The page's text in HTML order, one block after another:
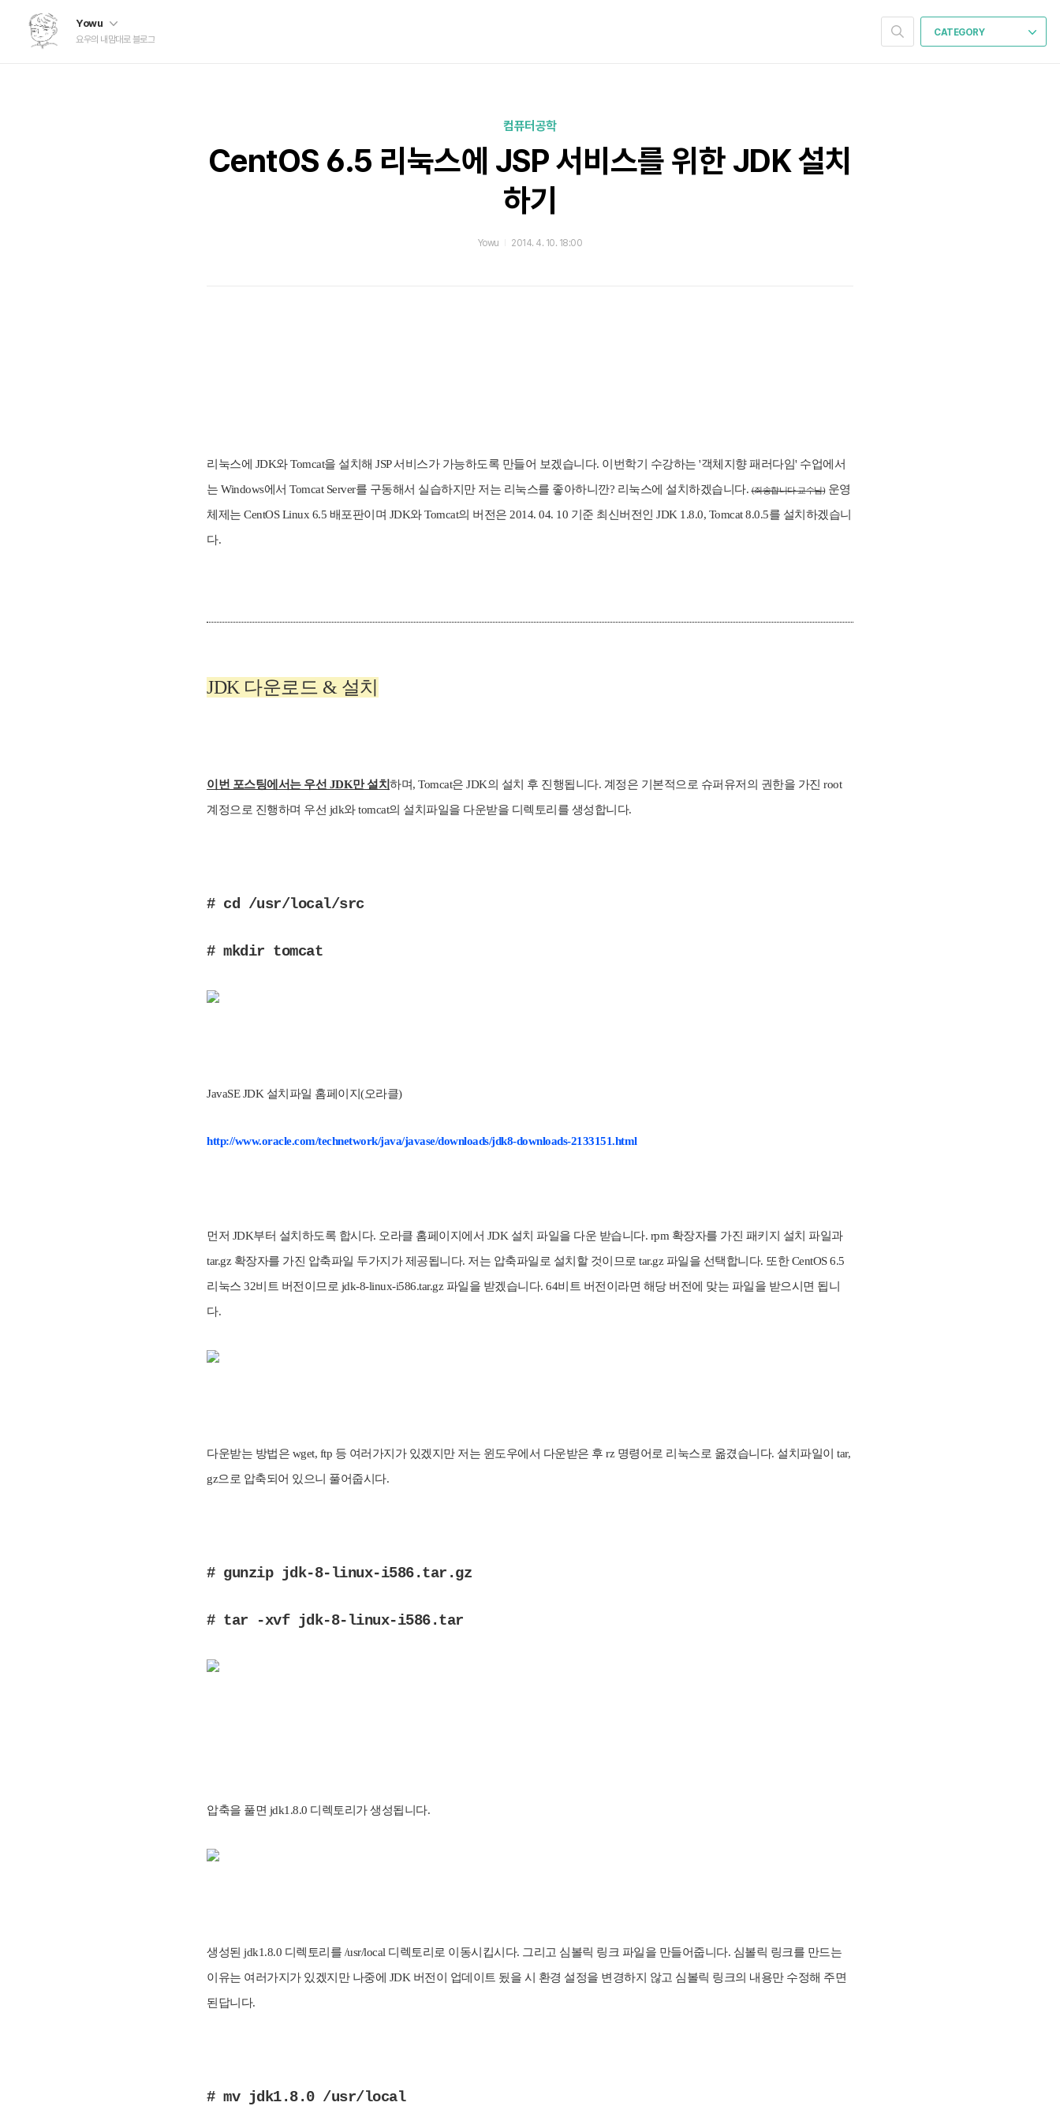
Yowu
요우의 내맘대로 블로그
CATEGORY
컴퓨터공학
CentOS 6.5 리눅스에 JSP 서비스를 위한 JDK 설치
하기
Yowu 2014. 4. 10. 18:00
리눅스에 JDK와 Tomcat을 설치해 JSP 서비스가 가능하도록 만들어 보겠습니다. 이번학기 수강하는 '객체지향 패러다임' 수업에서
는 Windows에서 Tomcat Server를 구동해서 실습하지만 저는 리눅스를 좋아하니깐? 리눅스에 설치하겠습니다.(죄송합니다 교수님)운영
체제는 CentOS Linux 6.5 배포판이며 JDK와 Tomcat의 버전은 2014. 04. 10 기준 최신버전인 JDK 1.8.0, Tomcat 8.0.5를 설치하겠습니
다.
JDK 다운로드 & 설치
이번 포스팅에서는 우선 JDK만 설치하며, Tomcat은 JDK의 설치 후 진행됩니다. 계정은 기본적으로 슈퍼유저의 권한을 가진 root
계정으로 진행하며 우선 jdk와 tomcat의 설치파일을 다운받을 디렉토리를 생성합니다.
# cd /usr/local/src
# mkdir tomcat
JavaSE JDK 설치파일 홈페이지(오라클)
http://www.oracle.com/technetwork/java/javase/downloads/jdk8-downloads-2133151.html
먼저 JDK부터 설치하도록 합시다. 오라클 홈페이지에서 JDK 설치 파일을 다운 받습니다. rpm 확장자를 가진 패키지 설치 파일과
tar.gz 확장자를 가진 압축파일 두가지가 제공됩니다. 저는 압축파일로 설치할 것이므로 tar.gz 파일을 선택합니다. 또한CentOS 6.5
리눅스 32비트 버전이므로 jdk-8-linux-i586.tar.gz 파일을 받겠습니다. 64비트 버전이라면 해당 버전에 맞는 파일을 받으시면 됩니
다.
다운받는 방법은 wget, ftp 등 여러가지가 있겠지만 저는 윈도우에서 다운받은 후 rz 명령어로 리눅스로 옮겼습니다. 설치파일이 tar,
gz으로 압축되어 있으니 풀어줍시다.
# gunzip jdk-8-linux-i586.tar.gz
# tar -xvf jdk-8-linux-i586.tar
압축을 풀면 jdk1.8.0 디렉토리가 생성됩니다.
생성된 jdk1.8.0 디렉토리를 /usr/local 디렉토리로 이동시킵시다. 그리고 심볼릭 링크 파일을 만들어줍니다. 심볼릭 링크를 만드는
이유는 여러가지가 있겠지만 나중에 JDK 버전이 업데이트 됬을 시 환경 설정을 변경하지 않고 심볼릭 링크의 내용만 수정해 주면
된답니다.
# mv jdk1.8.0 /usr/local